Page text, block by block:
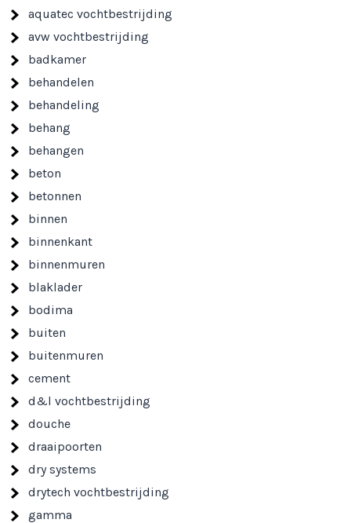
aquatec vochtbestrijding
avw vochtbestrijding
badkamer
behandelen
behandeling
behang
behangen
beton
betonnen
binnen
binnenkant
binnenmuren
blaklader
bodima
buiten
buitenmuren
cement
d&l vochtbestrijding
douche
draaipoorten
dry systems
drytech vochtbestrijding
gamma